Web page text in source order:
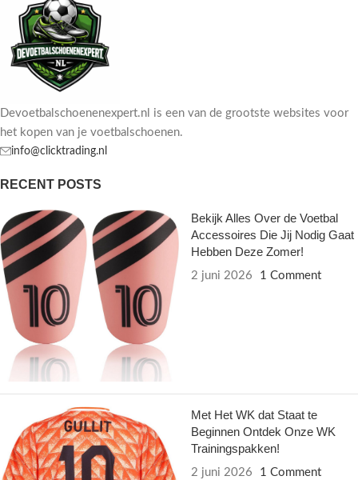
Devoetbalschoenenexpert.nl is een van de grootste websites voor
het kopen van je voetbalschoenen.
info@clicktrading.nl
RECENT POSTS
Bekijk Alles Over de Voetbal
Accessoires Die Jij Nodig Gaat
Hebben Deze Zomer!
2 juni 2026 1 Comment
Met Het WK dat Staat te
Beginnen Ontdek Onze WK
Trainingspakken!
2 juni 2026 1 Comment